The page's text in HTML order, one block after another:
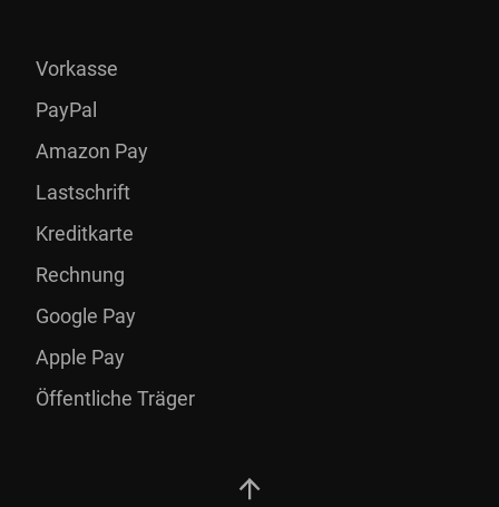
Vorkasse
PayPal
Amazon Pay
Lastschrift
Kreditkarte
Rechnung
Google Pay
Apple Pay
Öffentliche Träger